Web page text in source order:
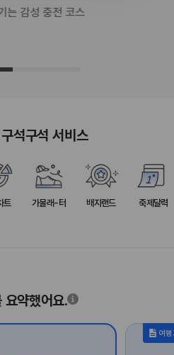
는 감성 충전 코스
구석구석 서비스
트 가볼래-터 배지랜드 축제달력
요약했어요.
여